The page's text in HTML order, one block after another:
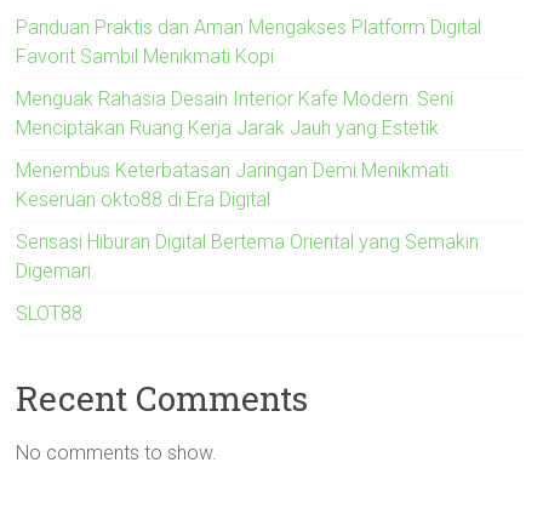
Panduan Praktis dan Aman Mengakses Platform Digital
Favorit Sambil Menikmati Kopi
Menguak Rahasia Desain Interior Kafe Modern: Seni
Menciptakan Ruang Kerja Jarak Jauh yang Estetik
Menembus Keterbatasan Jaringan Demi Menikmati
Keseruan okto88 di Era Digital
Sensasi Hiburan Digital Bertema Oriental yang Semakin
Digemari
SLOT88
Recent Comments
No comments to show.